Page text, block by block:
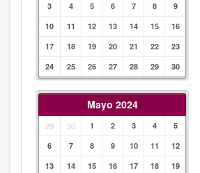
3
4 5 6 7 8
9
10
11 12 13 14 15
16
17
18 19 20 21 22
23
24
25 26 27 28 29 30
Mayo 2024
29 30 1 2 3 4
5
6
7 8 9 10 11
12
13
14 15 16 17 18
19